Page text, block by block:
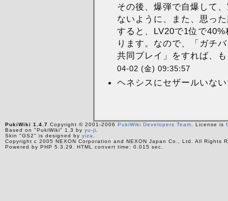
その後、爆弾で自爆して
ないように、また、思っ
すると、LV20で1位で
ります。なので、「ガチ
共同プレイ」をすれば、
04-02 (金) 09:35:57
ヘネシスにセザールいな
PukiWiki 1.4.7 Copyright © 2001-2006 PukiWiki Developers Team . License is
Based on "PukiWiki" 1.3 by yu-ji
Skin "GS2" is designed by yiza
Copyright c 2005 NEXON Corporation and NEXON Japan Co., Ltd. All Rights
Powered by PHP 5.3.29. HTML convert time: 0.015 sec.